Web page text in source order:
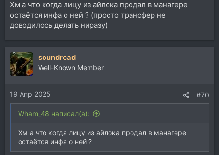
Хм а что когда лицу из айлока продал в манагере
остаётся инфа о ней ? (просто трансфер не
доводилось делать ниразу)
soundroad
Well-Known Member
19 Апр 2025 #70
Wham_48 написал(а):
Хм а что когда лицу из айлока продал в манагере
остаётся инфа о ней ?